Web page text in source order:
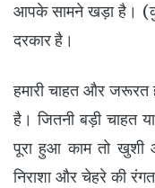
आपके सामने खड़ा है।
दरकार है।
हमारी चाहत और
है। जितनी बड़ी चाहत
पूरा हुआ काम तो खुशी
निराशा और चेहरे की